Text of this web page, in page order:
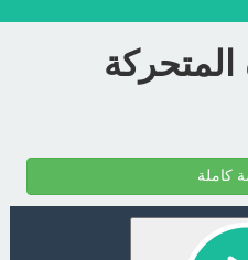
المتحركة
كاملة